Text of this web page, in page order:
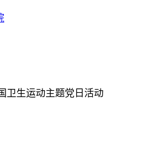
卫生运动主题党日活动